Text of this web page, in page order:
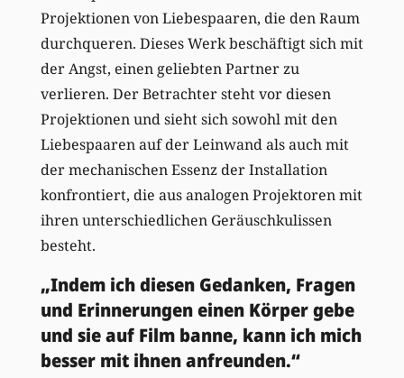
Projektionen von Liebespaaren, die den Raum
durchqueren. Dieses Werk beschäftigt sich mit
der Angst, einen geliebten Partner zu
verlieren. Der Betrachter steht vor diesen
Projektionen und sieht sich sowohl mit den
Liebespaaren auf der Leinwand als auch mit
der mechanischen Essenz der Installation
konfrontiert, die aus analogen Projektoren mit
ihren unterschiedlichen Geräuschkulissen
besteht.
„Indem ich diesen Gedanken, Fragen
und Erinnerungen einen Körper gebe
und sie auf Film banne, kann ich mich
besser mit ihnen anfreunden.“